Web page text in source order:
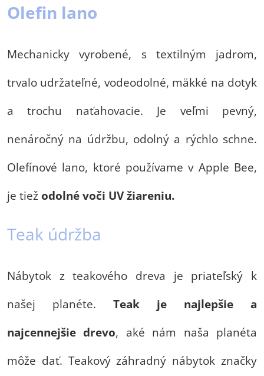
Olefin lano
Mechanicky vyrobené, s textilným jadrom,
trvalo udržateľné, vodeodolné, mäkké na dotyk
a trochu naťahovacie. Je veľmi pevný,
nenáročný na údržbu, odolný a rýchlo schne.
Olefínové lano, ktoré používame v Apple Bee,
je tiež odolné voči UV žiareniu.
Teak údržba
Nábytok z teakového dreva je priateľský k
našej planéte. Teak je najlepšie a
najcennejšie drevo, aké nám naša planéta
môže dať. Teakový záhradný nábytok značky